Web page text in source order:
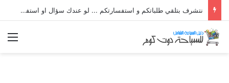
نتشرف بتلقي طلباتكم و استفسارتكم ... لو عندك سؤال او استفسار ماتدرددش فى طلب المساعدة